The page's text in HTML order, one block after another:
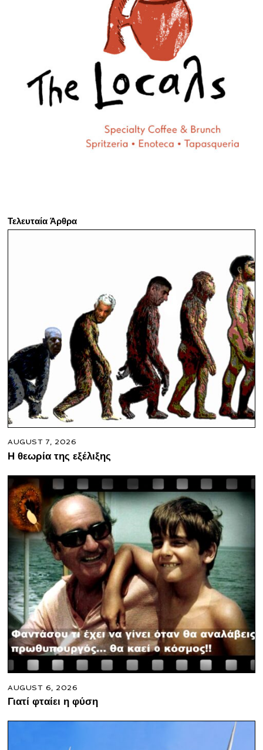
Τελευταία Άρθρα
AUGUST 7, 2026
Η θεωρία της εξέλιξης
AUGUST 6, 2026
Γιατί φταίει η φύση